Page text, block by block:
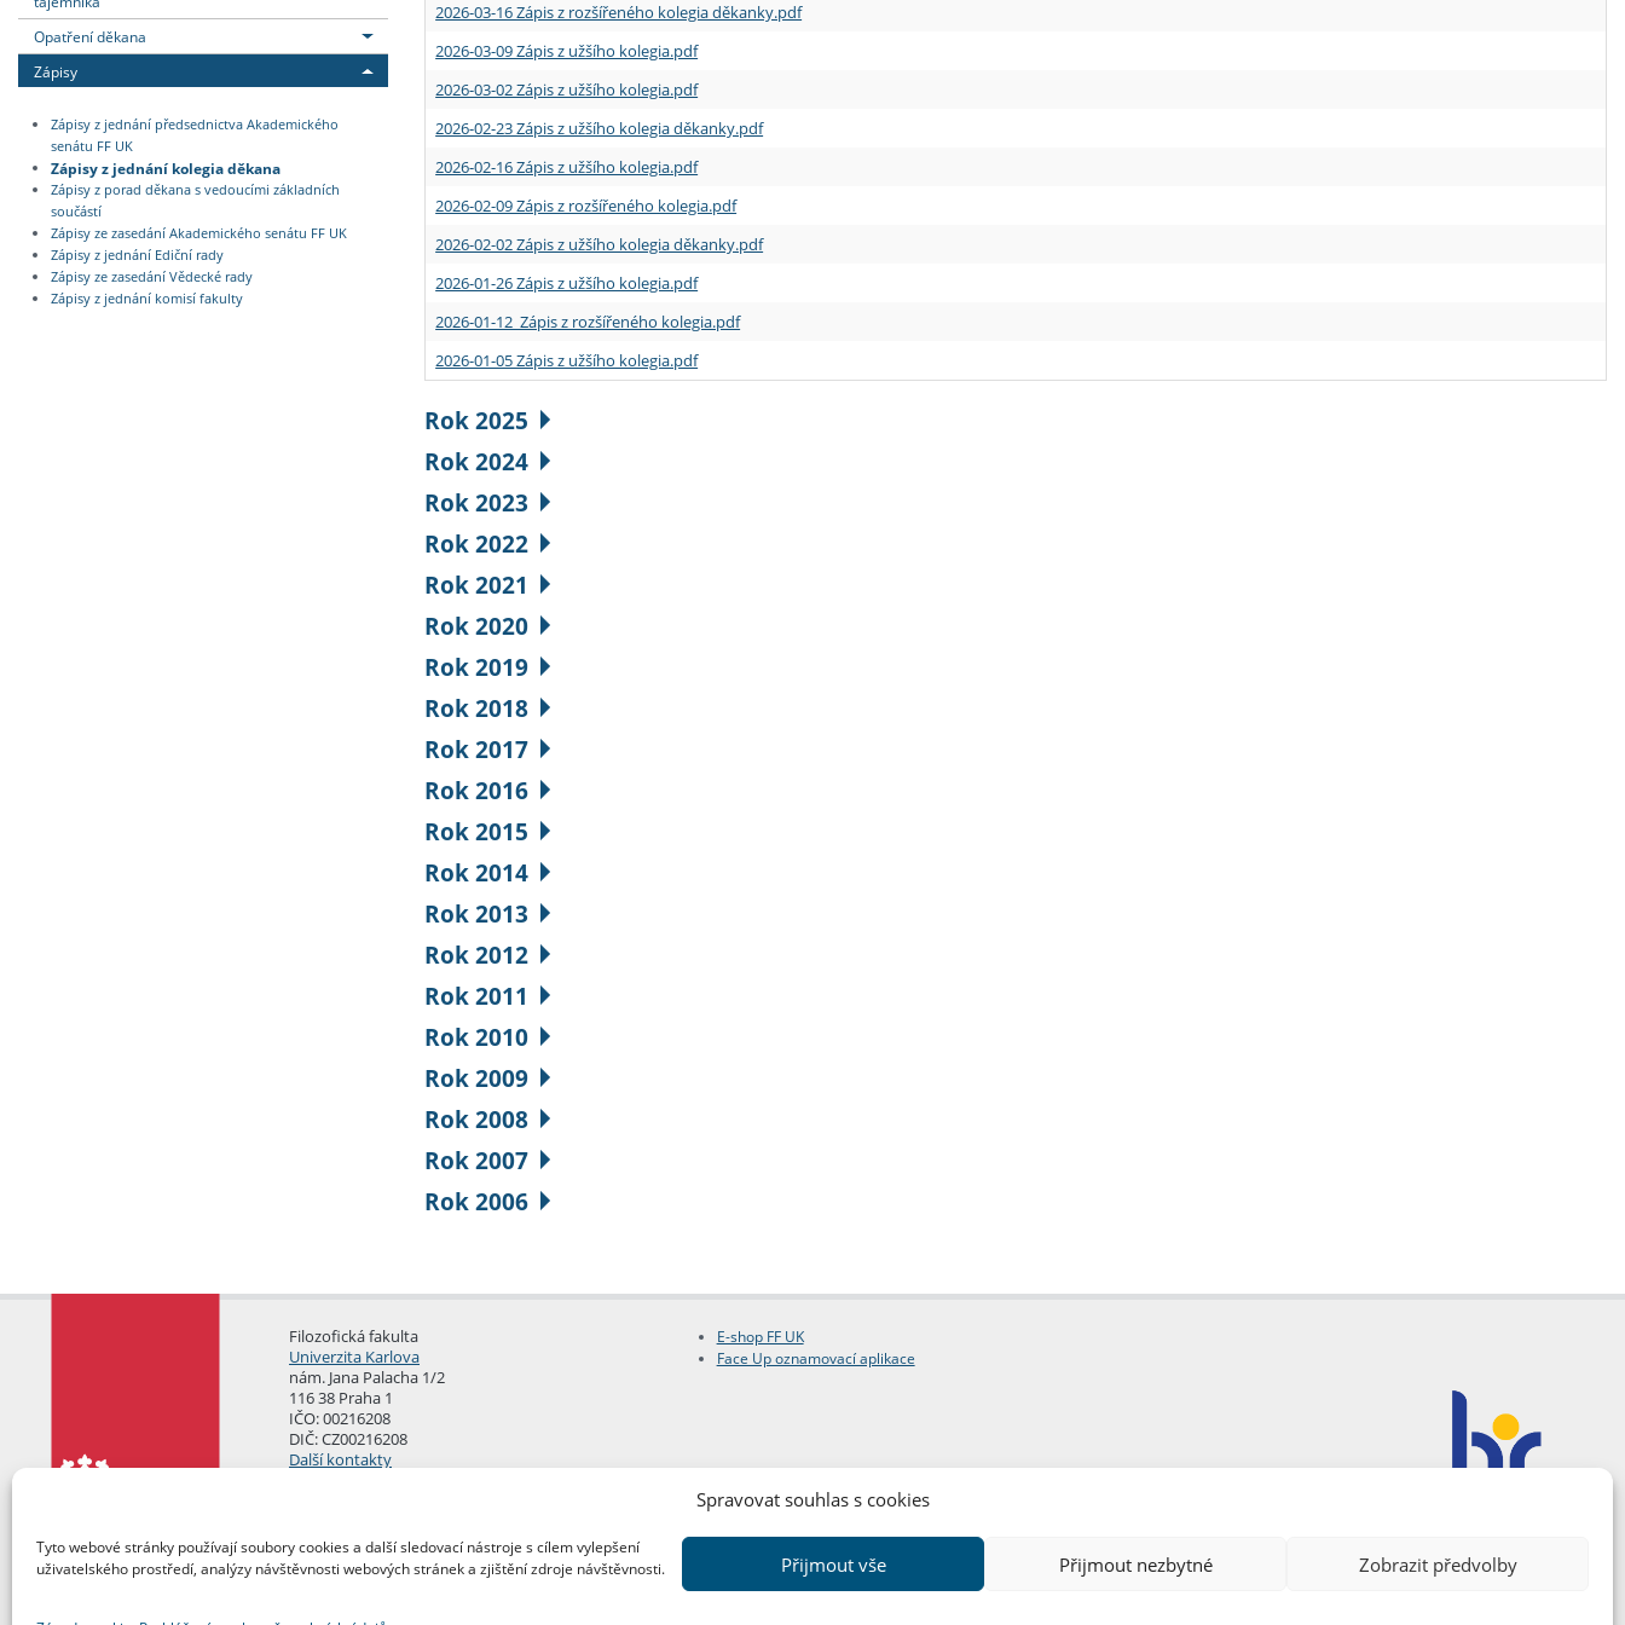
Spravovat souhlas s cookies
Tyto webové stránky používají soubory cookies a další sledovací nástroje s cílem vylepšení
uživatelského prostředí, analýzy návštěvnosti webových stránek a zjištění zdroje návštěvnosti.
Přijmout vše Přijmout nezbytné Zobrazit předvolby
Opatření děkana
Zápisy
Zápisy z jednání předsednictva Akademického
senátu FF UK
Zápisy z jednání kolegia děkana
Zápisy z porad děkana s vedoucími základních
součástí
Zápisy ze zasedání Akademického senátu FF UK
Zápisy z jednání Ediční rady
Zápisy ze zasedání Vědecké rady
Zápisy z jednání komisí fakulty
2026-03-16 Zápis z rozšířeného kolegia děkanky.pdf
2026-03-09 Zápis z užšího kolegia.pdf
2026-03-02 Zápis z užšího kolegia.pdf
2026-02-23 Zápis z užšího kolegia děkanky.pdf
2026-02-16 Zápis z užšího kolegia.pdf
2026-02-09 Zápis z rozšířeného kolegia.pdf
2026-02-02 Zápis z užšího kolegia děkanky.pdf
2026-01-26 Zápis z užšího kolegia.pdf
2026-01-12 Zápis z rozšířeného kolegia.pdf
2026-01-05 Zápis z užšího kolegia.pdf
Rok 2025
Rok 2024
Rok 2023
Rok 2022
Rok 2021
Rok 2020
Rok 2019
Rok 2018
Rok 2017
Rok 2016
Rok 2015
Rok 2014
Rok 2013
Rok 2012
Rok 2011
Rok 2010
Rok 2009
Rok 2008
Rok 2007
Rok 2006
Filozofická fakulta
Univerzita Karlova
nám. Jana Palacha 1/2
116 38 Praha 1
IČO: 00216208
DIČ: CZ00216208
Další kontakty
E-shop FF UK
Face Up oznamovací aplikace